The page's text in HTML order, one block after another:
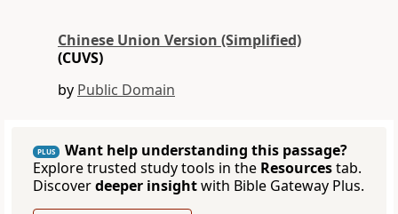
Chinese Union Version (Simplified)
(CUVS)
by Public Domain
PLUS
Want help understanding this passage?
Explore trusted study tools in the Resourcestab.
Discoverdeeper insightwith Bible Gateway Plus.